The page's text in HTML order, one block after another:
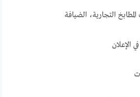
التجارية، الضيافة
الإعلان